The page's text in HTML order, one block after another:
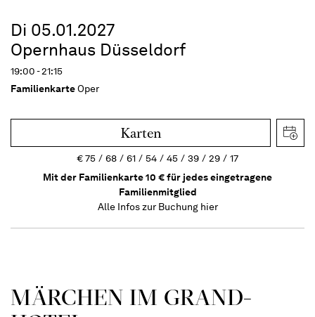
Di 05.01.2027
Opernhaus Düsseldorf
19:00 - 21:15
FamilienkarteOper
Karten
€75 68 61 54 45 39 29
17
Mit der Familienkarte 10 € für jedes eingetragene
Familienmitglied
Alle Infos zur Buchung hier
MÄRCHEN IM GRAND-